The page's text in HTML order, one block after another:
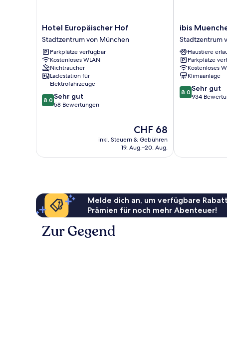
Hotel
Europäischer
Hof
Stadtzentrum
von
München
Hotel Europäischer Hof
Stadtzentrum von München
Parkplätze verfügbar
Kostenloses WLAN
Nichtraucher
Ladestation für
Elektrofahrzeuge
8.0
von
8.0 Sehr gut
58 Bewertungen
Der
Preis
beträgt
CHF 68
inkl. Steuern & Gebühren
19. Aug.–20. Aug.
ibis
Muenchen
City
Stadtzentrum
von
München
ibis
Stadtzentrum
Haustiere
Parkplätze
Kostenloses
Klimaanlage
8.0
von
8.0 Sehr gut
934
Melde dich an, um verfügbare
Prämien für noch mehr Abenteuer!
Zur Gegend